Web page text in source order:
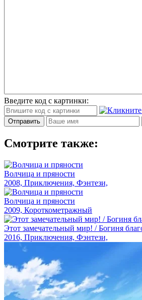
Введите код с картинки:
Отправить
Смотрите также:
Волчица и пряности
2008, Приключения, Фэнтези,
Волчица и пряности
2009, Короткометражный
Этот замечательный мир! / Богиня
2016, Приключения, Фэнтези,